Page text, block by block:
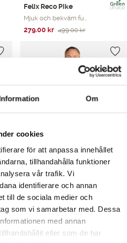
Om
cookies
för att anpassa innehållet
tillhandahålla funktioner
vår trafik. Vi
identifierare och annan
till de sociala medier och
som vi samarbetar med. Dessa
med annan
eller som de har
Felix Reco Pike
Mjuk och bekväm fu...
499.00kr
Det
279.00 kr
Det
Grant Jacket
Grant Jacket är de...
599.00 kr
Det
ursprungliga
priset
var:
449.00kr
Det
nuvarande
priset
är: